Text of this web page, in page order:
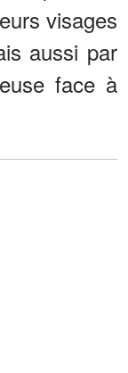
visages
aussi par
face à